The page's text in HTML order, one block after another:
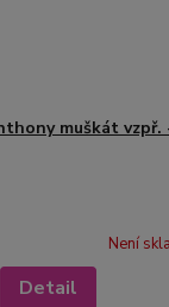
muškát vzpř.
Není
Detail